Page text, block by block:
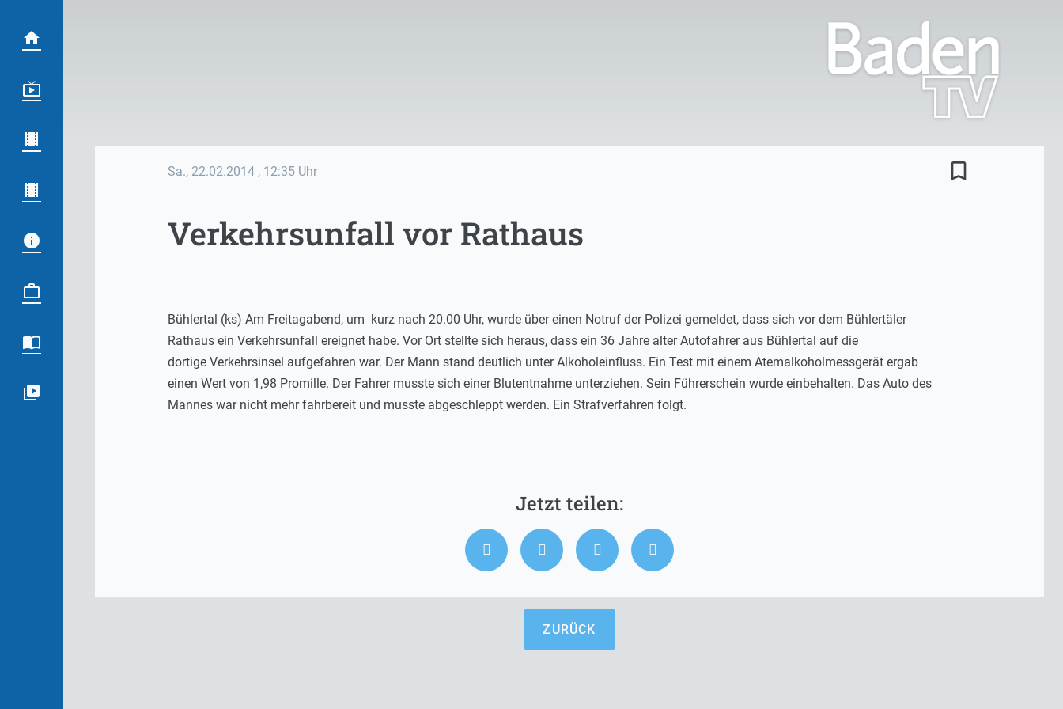
Sa., 22.02.2014 , 12:35 Uhr bookmark_border
Verkehrsunfall vor Rathaus
Bühlertal (ks) Am Freitagabend, um kurz nach 20.00 Uhr, wurde über einen Notruf der Polizei gemeldet, dass sich vor dem Bühlertäler
Rathaus ein Verkehrsunfall ereignet habe. Vor Ort stellte sich heraus, dass ein 36 Jahre alter Autofahrer aus Bühlertal auf die
dortige Verkehrsinsel aufgefahren war. Der Mann stand deutlich unter Alkoholeinfluss. Ein Test mit einem Atemalkoholmessgerät ergab
einen Wert von 1,98 Promille. Der Fahrer musste sich einer Blutentnahme unterziehen. Sein Führerschein wurde einbehalten. Das Auto des
Mannes war nicht mehr fahrbereit und musste abgeschleppt werden. Ein Strafverfahren folgt.
ZURÜCK